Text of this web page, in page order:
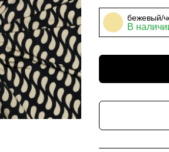
бежевый/
В